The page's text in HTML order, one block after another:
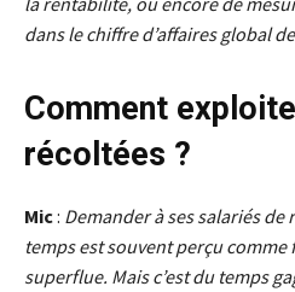
dans le chiffre d’affaires global
Comment
récoltées ?
Mic: Demander à ses salariés
temps est souvent perçu
superflue. Mais c’est du temps